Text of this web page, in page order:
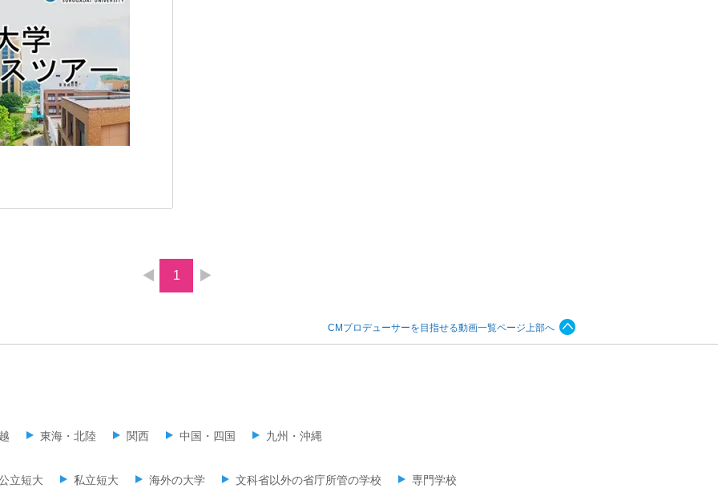
1
CMプロデューサーを目指せる動画一覧ページ上部へ
東海・北陸 関西 中国・四国 九州・沖縄
立短大 私立短大 海外の大学 文科省以外の省庁所管の学校
専門学校